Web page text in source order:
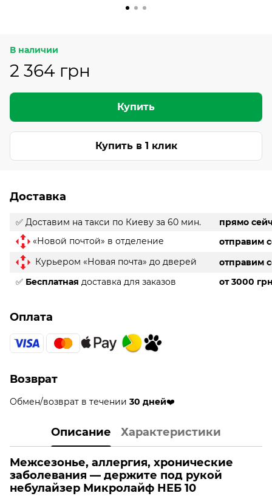
В наличии
2 364 грн
Купить
Купить в 1 клик
Доставка
✅ Доставим на такси по Киеву за 60 мин.
прямо
«Новой почтой» в отделение
отправим
Курьером «Новая почта» до дверей
отправим
✅ Бесплатная доставка для заказов от 3000
Оплата
Возврат
Обмен/возврат в течении 30 дней❤️
Описание Характеристики
Межсезонье, аллергия, хронические
заболевания — держите под рукой
небулайзер Микролайф НЕБ 10